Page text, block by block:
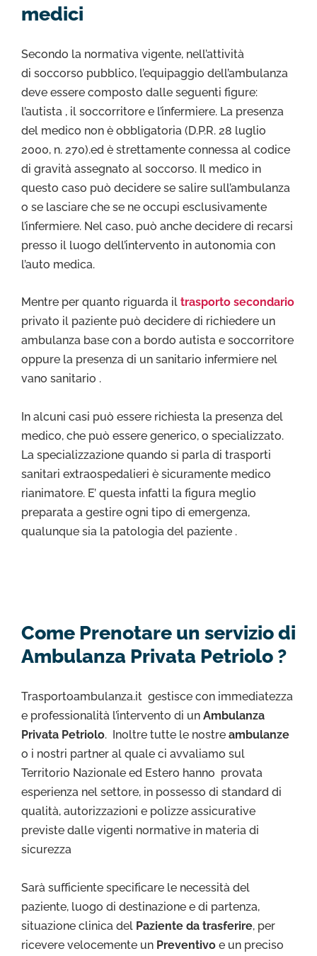
medici
Secondo la normativa vigente, nell’attività
di soccorso pubblico, l’equipaggio dell’ambulanza
deve essere composto dalle seguenti figure:
l’autista , il soccorritore e l’infermiere. La presenza
del medico non è obbligatoria (D.P.R. 28 luglio
2000, n. 270).ed è strettamente connessa al codice
di gravità assegnato al soccorso. Il medico in
questo caso può decidere se salire sull’ambulanza
o se lasciare che se ne occupi esclusivamente
l’infermiere. Nel caso, può anche decidere di recarsi
presso il luogo dell’intervento in autonomia con
l’auto medica.
Mentre per quanto riguarda il trasporto secondario
privato il paziente può decidere di richiedere un
ambulanza base con a bordo autista e soccorritore
oppure la presenza di un sanitario infermiere nel
vano sanitario .
In alcuni casi può essere richiesta la presenza del
medico, che può essere generico, o specializzato.
La specializzazione quando si parla di trasporti
sanitari extraospedalieri è sicuramente medico
rianimatore. E’ questa infatti la figura meglio
preparata a gestire ogni tipo di emergenza,
qualunque sia la patologia del paziente .
Come Prenotare un servizio di
Ambulanza Privata Petriolo ?
Trasportoambulanza.it gestisce con immediatezza
e professionalità l’intervento di un Ambulanza
Privata Petriolo. Inoltre tutte le nostre ambulanze
o i nostri partner al quale ci avvaliamo sul
Territorio Nazionale ed Estero hanno provata
esperienza nel settore, in possesso di standard di
qualità, autorizzazioni e polizze assicurative
previste dalle vigenti normative in materia di
sicurezza
Sarà sufficiente specificare le necessità del
paziente, luogo di destinazione e di partenza,
situazione clinica del Paziente da trasferire, per
ricevere velocemente un Preventivo e un preciso